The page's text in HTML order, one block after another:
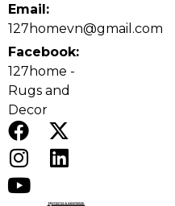
Email:
127homevn@gmail.com
Facebook:
127home -
Rugs and
Decor